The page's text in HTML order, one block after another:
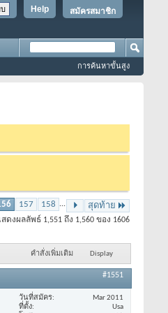
สมัครสมาชิก
Help
การค้นหาขั้นสูง
157 158 ... สุดท้าย
ดงผลลัพธ์ 1,551 ถึง 1,560 ของ 1606
คำสั่งเพิ่มเติม Display
#1551
วันที่สมัคร
Mar 2011
ที่ตั้ง
Usa